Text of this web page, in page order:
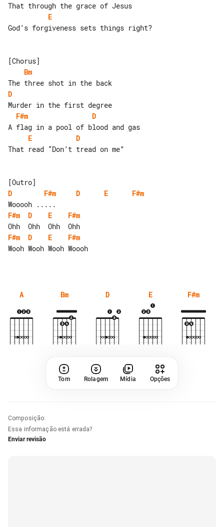
E
God’s forgiveness sets things right?
Bm
D
F#m
D
E
D
That read “Don’t tread on me”
D
F#m D E
F#m
F#m
D E
F#m
F#m
D E
F#m
Wooh Wooh Wooh Woooh
A Bm D E F#m
Tom Rolagem Mídia Opções
Composição:
Essa informação está errada?
Enviar revisão